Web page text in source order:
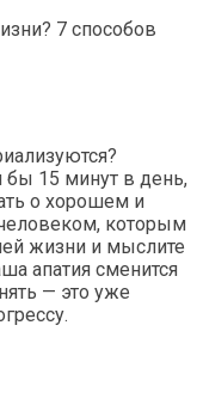
бы 15 минут в день,
о хорошем и
которым
жизни и мыслите
апатия сменится
— это уже